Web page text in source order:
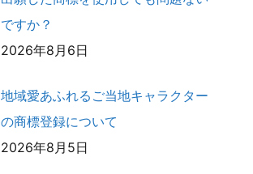
ですか？
2026年8月6日
地域愛あふれるご当地キャラクター
の商標登録について
2026年8月5日